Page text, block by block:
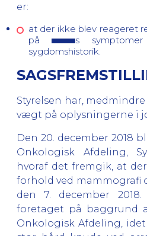
er:
at der ikke blev reageret
på
s
sygdomshistorik.
Styrelsen har,
vægt på oplysningerne i
Den 20. december 2018
Onkologisk Afdeling,
hvoraf det fremgik, at
forhold ved mammografi
den 7. december 2018.
foretaget på baggrund
Onkologisk Afdeling,